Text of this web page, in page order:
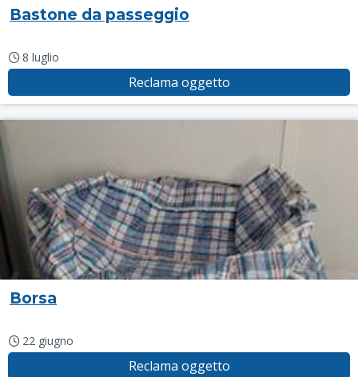
Bastone da passeggio
8 luglio
Reclama oggetto
Borsa
22 giugno
Reclama oggetto